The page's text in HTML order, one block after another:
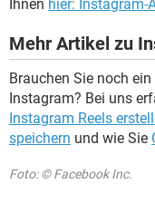
Ihnen hier: Instagram-
Mehr Artikel zu
Brauchen Sie noch
Instagram? Bei uns
Instagram Reels
speichern und wie Sie
Foto: © Facebook Inc.